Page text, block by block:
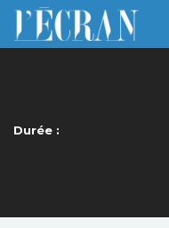
Durée :